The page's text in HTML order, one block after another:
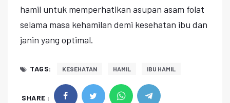
hamil untuk memperhatikan asupan asam folat
selama masa kehamilan demi kesehatan ibu dan
janin yang optimal.
TAGS: KESEHATAN HAMIL IBU HAMIL
SHARE :